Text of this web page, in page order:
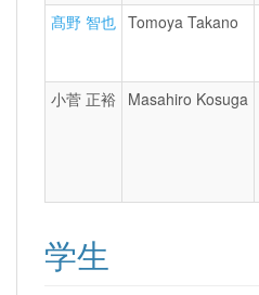
髙野 智也 Tomoya Takano
小菅 正裕 Masahiro Kosuga
学生